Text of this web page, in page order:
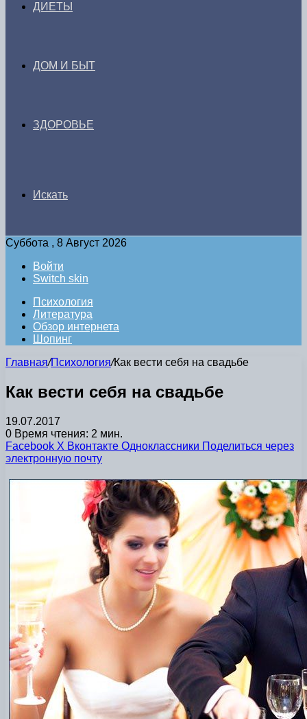
ДИЕТЫ
ДОМ И БЫТ
ЗДОРОВЬЕ
Искать
Суббота , 8 Август 2026
Войти
Switch skin
Психология
Литература
Обзор интернета
Шопинг
Главная/Психология/Как вести себя на свадьбе
Как вести себя на свадьбе
19.07.2017
0 Время чтения: 2 мин.
Facebook X Вконтакте Одноклассники Поделиться через
электронную почту